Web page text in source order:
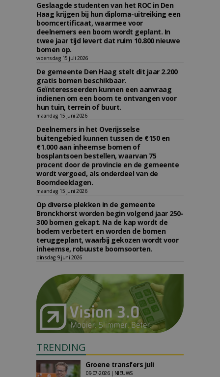
Geslaagde studenten van het ROC in Den
Haag krijgen bij hun diploma-uitreiking een
boomcertificaat, waarmee voor
deelnemers een boom wordt geplant. In
twee jaar tijd levert dat ruim 10.800 nieuwe
bomen op.
woensdag 15 juli 2026
De gemeente Den Haag stelt dit jaar 2.200
gratis bomen beschikbaar.
Geïnteresseerden kunnen een aanvraag
indienen om een boom te ontvangen voor
hun tuin, terrein of buurt.
maandag 15 juni 2026
Deelnemers in het Overijsselse
buitengebied kunnen tussen de €150 en
€1.000 aan inheemse bomen of
bosplantsoen bestellen, waarvan 75
procent door de provincie en de gemeente
wordt vergoed, als onderdeel van de
Boomdeeldagen.
maandag 15 juni 2026
Op diverse plekken in de gemeente
Bronckhorst worden begin volgend jaar 250-
300 bomen gekapt. Na de kap wordt de
bodem verbetert en worden de bomen
teruggeplant, waarbij gekozen wordt voor
inheemse, robuuste boomsoorten.
dinsdag 9 juni 2026
TRENDING
Groene transfers juli
09-07-2026 | NIEUWS